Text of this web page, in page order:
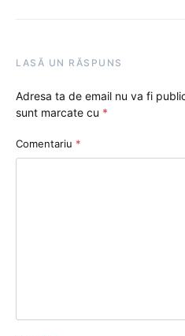
LASĂ UN RĂSPUNS
Adresa ta de email nu va fi
sunt marcate cu *
Comentariu *